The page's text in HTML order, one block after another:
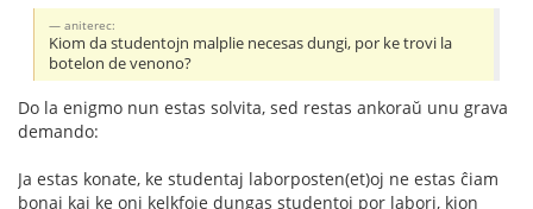
aniterec:
Kiom da studentojn malplie necesas dungi, por ke trovi la
botelon de venono?
Do la enigmo nun estas solvita, sed restas ankoraŭ unu grava
demando:
Ja estas konate, ke studentaj laborposten(et)oj ne estas ĉiam
bonaj kaj ke oni kelkfoje dungas studentoj por labori, kion